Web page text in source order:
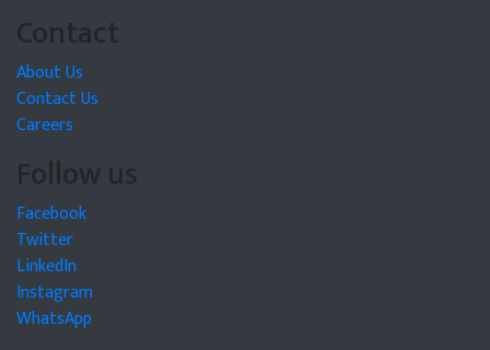
Contact
About Us
Contact Us
Careers
Follow us
Facebook
Twitter
LinkedIn
Instagram
WhatsApp